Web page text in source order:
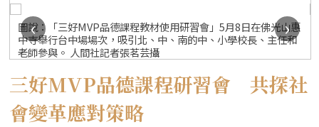
圖說：「三好MVP品德課程教材使用研習會」5月8日在佛光山惠
中寺舉行台中場場次，吸引北、中、南的中、小學校長、主任和
老師參與。 人間社記者張茗芸攝
‹ ›
三好MVP品德課程研習會 共探社
會變革應對策略